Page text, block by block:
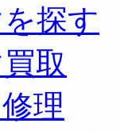
探す
取
理